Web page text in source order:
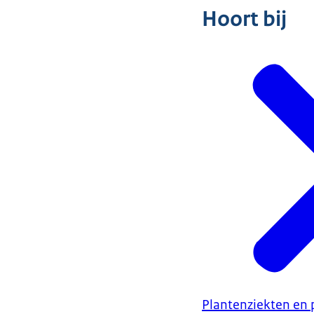
Hoort bij
Plantenziekten en